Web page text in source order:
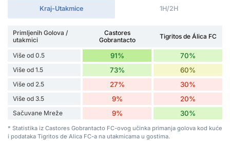
Kraj-Utakmice 1H/2H
Primljenih Golova /
utakmici
Castores
Gobrantacto
Tigritos de Álica FC
Više od 0.5 91% 70%
Više od 1.5 73% 60%
Više od 2.5 27% 30%
Više od 3.5 9% 20%
Sačuvane Mreže 9% 30%
* Statistika iz Castores Gobrantacto FC-ovog učinka primanja golova kod kuće
i podataka Tigritos de Alica FC-a na utakmicama u gostima.